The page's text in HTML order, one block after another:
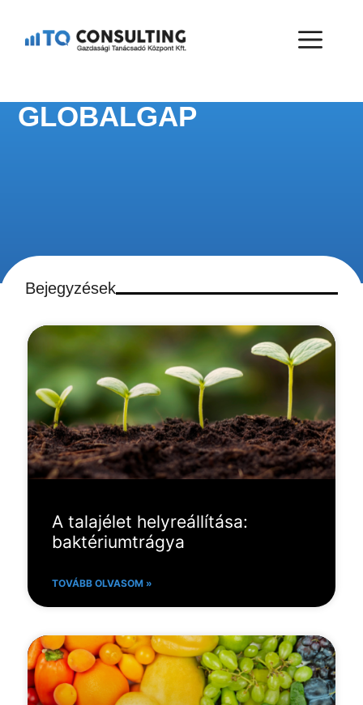
GLOBALGAP
Bejegyzések
A talajélet helyreállítása:
baktériumtrágya
TOVÁBB OLVASOM »